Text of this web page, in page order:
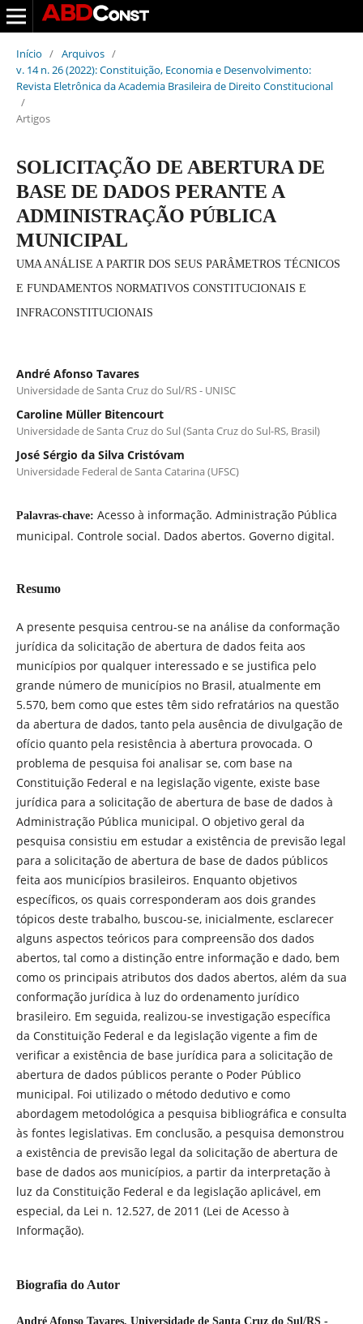
Início / Arquivos /
v. 14 n. 26 (2022): Constituição, Economia e Desenvolvimento:
Revista Eletrônica da Academia Brasileira de Direito Constitucional
/
Artigos
SOLICITAÇÃO DE ABERTURA DE
BASE DE DADOS PERANTE A
ADMINISTRAÇÃO PÚBLICA
MUNICIPAL
UMA ANÁLISE A PARTIR DOS SEUS PARÂMETROS TÉCNICOS
E FUNDAMENTOS NORMATIVOS CONSTITUCIONAIS E
INFRACONSTITUCIONAIS
André Afonso Tavares
Universidade de Santa Cruz do Sul/RS - UNISC
Caroline Müller Bitencourt
Universidade de Santa Cruz do Sul (Santa Cruz do Sul-RS, Brasil)
José Sérgio da Silva Cristóvam
Universidade Federal de Santa Catarina (UFSC)
Palavras-chave: Acesso à informação. Administração Pública
municipal. Controle social. Dados abertos. Governo digital.
Resumo
A presente pesquisa centrou-se na análise da conformação
jurídica da solicitação de abertura de dados feita aos
municípios por qualquer interessado e se justifica pelo
grande número de municípios no Brasil, atualmente em
5.570, bem como que estes têm sido refratários na questão
da abertura de dados, tanto pela ausência de divulgação de
ofício quanto pela resistência à abertura provocada. O
problema de pesquisa foi analisar se, com base na
Constituição Federal e na legislação vigente, existe base
jurídica para a solicitação de abertura de base de dados à
Administração Pública municipal. O objetivo geral da
pesquisa consistiu em estudar a existência de previsão legal
para a solicitação de abertura de base de dados públicos
feita aos municípios brasileiros. Enquanto objetivos
específicos, os quais corresponderam aos dois grandes
tópicos deste trabalho, buscou-se, inicialmente, esclarecer
alguns aspectos teóricos para compreensão dos dados
abertos, tal como a distinção entre informação e dado, bem
como os principais atributos dos dados abertos, além da sua
conformação jurídica à luz do ordenamento jurídico
brasileiro. Em seguida, realizou-se investigação específica
da Constituição Federal e da legislação vigente a fim de
verificar a existência de base jurídica para a solicitação de
abertura de dados públicos perante o Poder Público
municipal. Foi utilizado o método dedutivo e como
abordagem metodológica a pesquisa bibliográfica e consulta
às fontes legislativas. Em conclusão, a pesquisa demonstrou
a existência de previsão legal da solicitação de abertura de
base de dados aos municípios, a partir da interpretação à
luz da Constituição Federal e da legislação aplicável, em
especial, da Lei n. 12.527, de 2011 (Lei de Acesso à
Informação).
Biografia do Autor
André Afonso Tavares, Universidade de Santa Cruz do Sul/RS -